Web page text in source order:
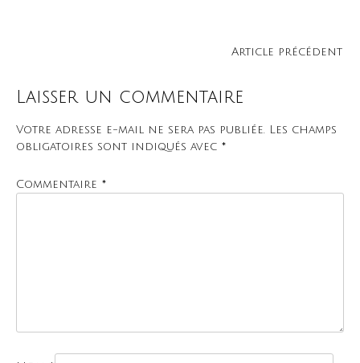
Article précédent
Laisser un commentaire
Votre adresse e-mail ne sera pas publiée. Les champs
obligatoires sont indiqués avec *
Commentaire *